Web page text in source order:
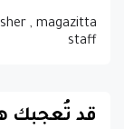
, magazitta
staff
قد تُعجبك